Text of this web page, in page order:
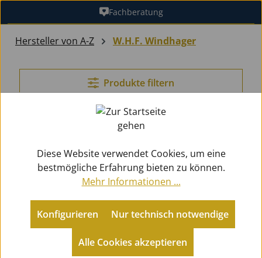
Zum Hauptinhalt springenFachberatung
Hersteller von A-Z W.H.F. Windhager
Produkte filtern
Produkte von W.H.F.
Windhager
Diese Website verwendet Cookies, um eine
bestmögliche Erfahrung bieten zu können.
Mehr Informationen ...
Konfigurieren
Alle Cookies akzeptieren
Nur technisch notwendige